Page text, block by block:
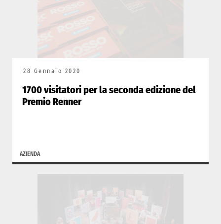
28 Gennaio 2020
1700 visitatori per la seconda edizione del
Premio Renner
AZIENDA